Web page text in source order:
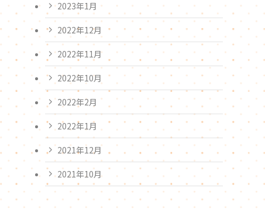
2023年1月
2022年12月
2022年11月
2022年10月
2022年2月
2022年1月
2021年12月
2021年10月